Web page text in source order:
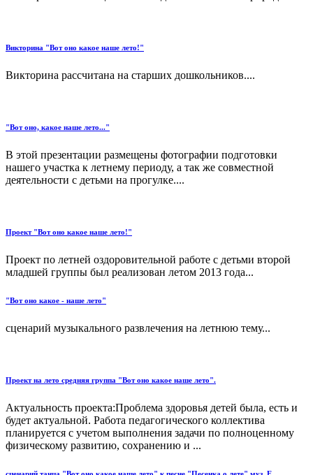
Викторина "Вот оно какое наше лето!"
Викторина рассчитана на старших дошкольников....
"Вот оно, какое наше лето..."
В этой презентации размещены фотографии подготовки
нашего участка к летнему периоду, а так же совместной
деятельности с детьми на прогулке....
Проект "Вот оно какое наше лето!"
Проект по летней оздоровительной работе с детьми второй
младшей группы был реализован летом 2013 года...
"Вот оно какое - наше лето"
сценарий музыкального развлечения на летнюю тему...
Проект на лето средняя группа "Вот оно какое наше лето".
Актуальность проекта:Проблема здоровья детей была, есть и
будет актуальной. Работа педагогического коллектива
планируется с учетом выполнения задачи по полноценному
физическому развитию, сохранению и ...